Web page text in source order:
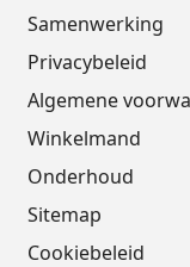
Samenwerking
Privacybeleid
Algemene
Winkelmand
Onderhoud
Sitemap
Cookiebeleid